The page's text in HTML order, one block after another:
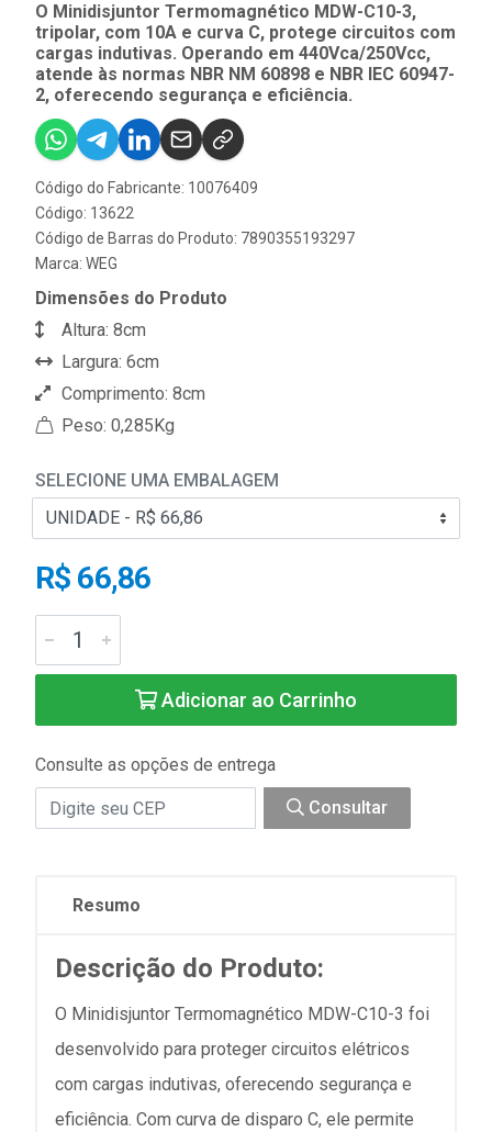
O Minidisjuntor Termomagnético MDW-C10-3,
tripolar, com 10A e curva C, protege circuitos com
cargas indutivas. Operando em 440Vca/250Vcc,
atende às normas NBR NM 60898 e NBR IEC 60947-
2, oferecendo segurança e eficiência.
Código do Fabricante: 10076409
Código: 13622
Código de Barras do Produto: 7890355193297
Marca: WEG
Dimensões do Produto
Altura: 8cm
Largura: 6cm
Comprimento: 8cm
Peso: 0,285Kg
SELECIONE UMA EMBALAGEM
R$ 66,86
Adicionar ao Carrinho
Consulte as opções de entrega
Consultar
Resumo
Descrição do Produto:
O Minidisjuntor Termomagnético MDW-C10-3 foi
desenvolvido para proteger circuitos elétricos
com cargas indutivas, oferecendo segurança e
eficiência. Com curva de disparo C, ele permite